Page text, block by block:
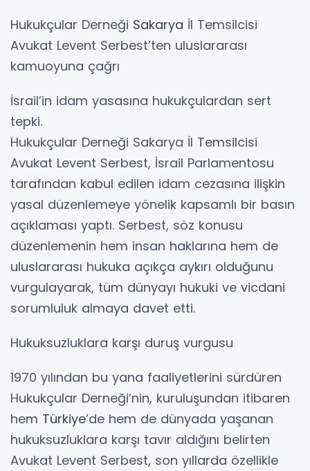
Hukukçular Derneği Sakarya İl Temsilcisi
Avukat Levent Serbest’ten uluslararası
kamuoyuna çağrı
İsrail’in idam yasasına hukukçulardan sert
tepki.
Hukukçular Derneği Sakarya İl Temsilcisi
Avukat Levent Serbest, İsrail Parlamentosu
tarafından kabul edilen idam cezasına ilişkin
yasal düzenlemeye yönelik kapsamlı bir basın
açıklaması yaptı. Serbest, söz konusu
düzenlemenin hem insan haklarına hem de
uluslararası hukuka açıkça aykırı olduğunu
vurgulayarak, tüm dünyayı hukuki ve vicdani
sorumluluk almaya davet etti.
Hukuksuzluklara karşı duruş vurgusu
1970 yılından bu yana faaliyetlerini sürdüren
Hukukçular Derneği’nin, kuruluşundan itibaren
hem Türkiye’de hem de dünyada yaşanan
hukuksuzluklara karşı tavır aldığını belirten
Avukat Levent Serbest, son yıllarda özellikle